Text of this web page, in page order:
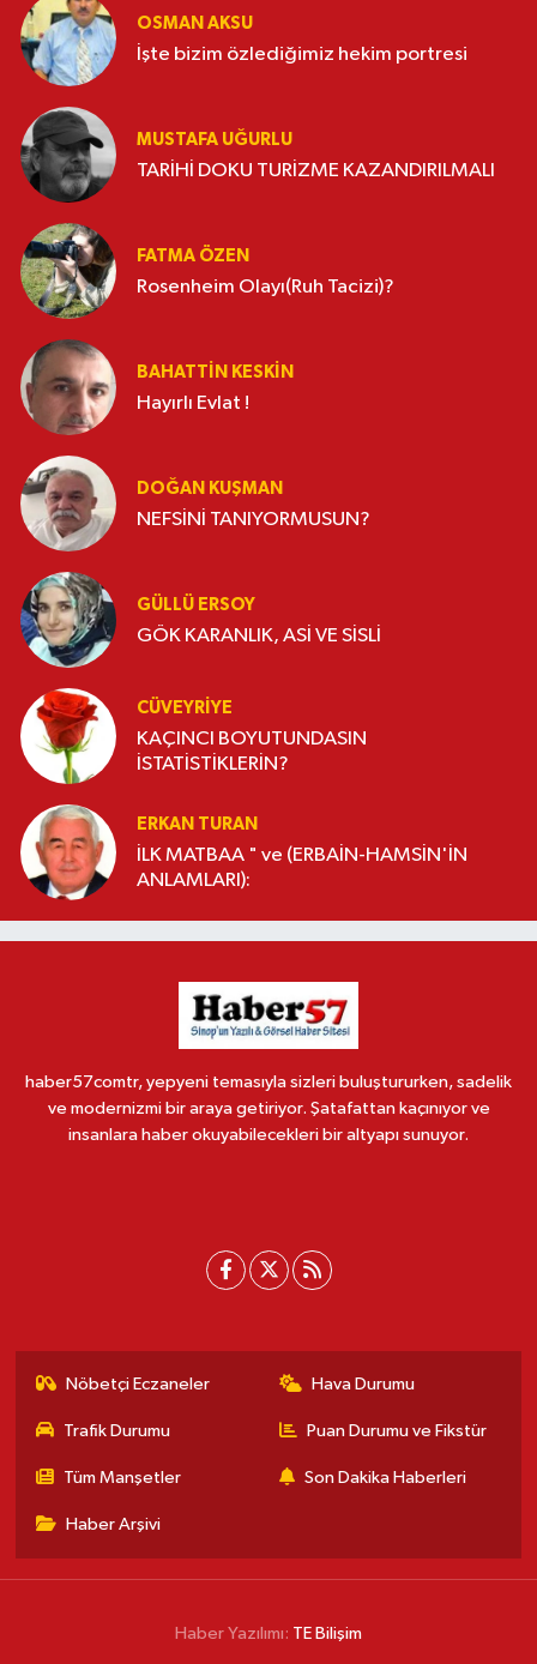
OSMAN AKSU
İşte bizim özlediğimiz hekim portresi
MUSTAFA UĞURLU
TARİHİ DOKU TURİZME KAZANDIRILMALI
FATMA ÖZEN
Rosenheim Olayı(Ruh Tacizi)?
BAHATTIN KESKİN
Hayırlı Evlat !
DOĞAN KUŞMAN
NEFSİNİ TANIYORMUSUN?
GÜLLÜ ERSOY
GÖK KARANLIK, ASİ VE SİSLİ
CÜVEYRIYE
KAÇINCI BOYUTUNDASIN
İSTATİSTİKLERİN?
ERKAN TURAN
İLK MATBAA " ve (ERBAİN-HAMSİN'İN
ANLAMLARI):
haber57comtr, yepyeni temasıyla sizleri buluştururken, sadelik
ve modernizmi bir araya getiriyor. Şatafattan kaçınıyor ve
insanlara haber okuyabilecekleri bir altyapı sunuyor.
Nöbetçi Eczaneler Hava Durumu
Trafik Durumu Puan Durumu ve Fikstür
Tüm Manşetler Son Dakika Haberleri
Haber Arşivi
Haber Yazılımı: TE Bilişim